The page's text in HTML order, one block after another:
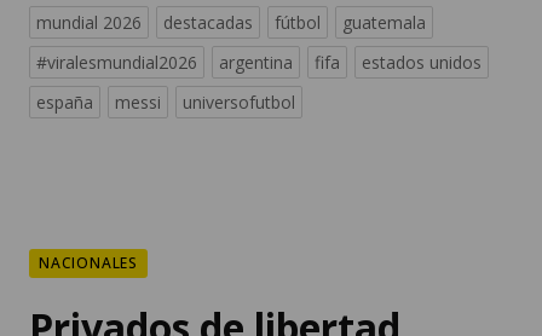
mundial 2026 destacadas fútbol
guatemala
#viralesmundial2026
argentina fifa
estados unidos
españa
messi universofutbol
NACIONALES